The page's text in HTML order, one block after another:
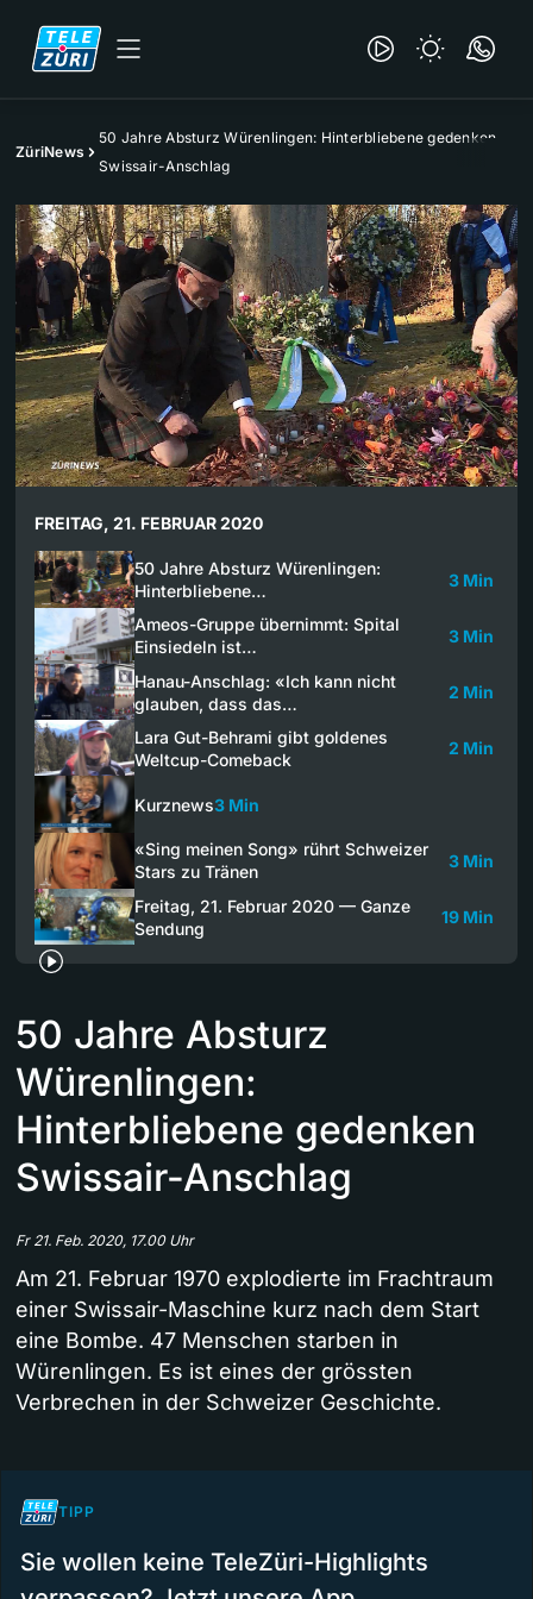
ZüriNews
50 Jahre Absturz Würenlingen: Hinterbliebene gedenken
Swissair-Anschlag
FREITAG, 21. FEBRUAR 2020
50 Jahre Absturz Würenlingen:
Hinterbliebene…
3 Min
Ameos-Gruppe übernimmt: Spital
Einsiedeln ist…
3 Min
Hanau-Anschlag: «Ich kann nicht
glauben, dass das…
2 Min
Lara Gut-Behrami gibt goldenes
Weltcup-Comeback
2 Min
Kurznews3 Min
«Sing meinen Song» rührt Schweizer
Stars zu Tränen
3 Min
Freitag, 21. Februar 2020 — Ganze
Sendung
19 Min
50 Jahre Absturz
Würenlingen:
Hinterbliebene gedenken
Swissair-Anschlag
Fr 21. Feb. 2020, 17.00 Uhr
Am 21. Februar 1970 explodierte im Frachtraum
einer Swissair-Maschine kurz nach dem Start
eine Bombe. 47 Menschen starben in
Würenlingen. Es ist eines der grössten
Verbrechen in der Schweizer Geschichte.
TIPP
Sie wollen keine TeleZüri-Highlights